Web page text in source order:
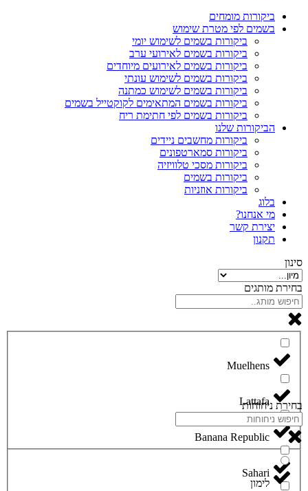
ביקורות מומחים
בשמים לפי מטרת שימוש
ביקורות בשמים לשימוש יומי
ביקורות בשמים לאירועי ערב
ביקורות בשמים לאירועים מיוחדים
ביקורות בשמים לשימוש עונתי
ביקורות בשמים לשימוש כמתנה
ביקורות בשמים המתאימים לקוקטייל בשמים
ביקורות בשמים לפי חתימת ריח
הביקורות שלנו
ביקורות מחשבים ניידים
ביקורות סמארטפונים
ביקורות מסכי טלוויזיה
ביקורות בשמים
ביקורות אוזניות
בלוג
מי אנחנו?
יצירת קשר
תקנון
סינון
בחירת מותגים
Lattafa
Banana Republic
Sahari
בחירת ניחוחות
לימון